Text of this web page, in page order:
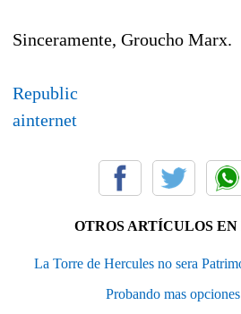
Sinceramente, Groucho Marx.
Republic
ainternet
OTROS ARTÍCULOS
La Torre de Hercules no sera
Probando mas